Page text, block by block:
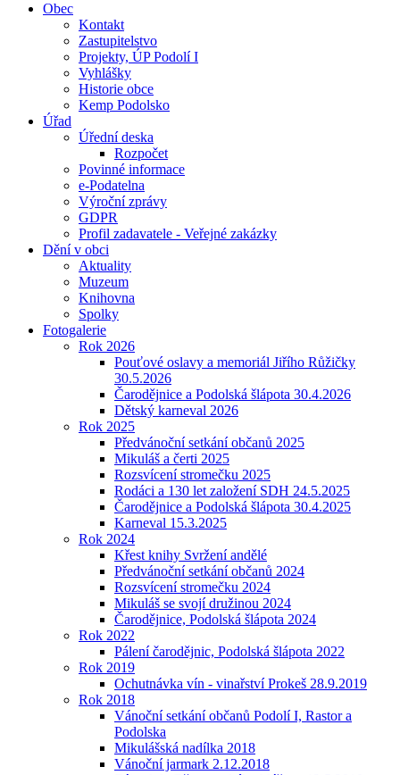
Obec
Kontakt
Zastupitelstvo
Projekty, ÚP Podolí I
Vyhlášky
Historie obce
Kemp Podolsko
Úřad
Úřední deska
Rozpočet
Povinné informace
e-Podatelna
Výroční zprávy
GDPR
Profil zadavatele - Veřejné zakázky
Dění v obci
Aktuality
Muzeum
Knihovna
Spolky
Fotogalerie
Rok 2026
Pouťové oslavy a memoriál Jiřího Růžičky
30.5.2026
Čarodějnice a Podolská šlápota 30.4.2026
Dětský karneval 2026
Rok 2025
Předvánoční setkání občanů 2025
Mikuláš a čerti 2025
Rozsvícení stromečku 2025
Rodáci a 130 let založení SDH 24.5.2025
Čarodějnice a Podolská šlápota 30.4.2025
Karneval 15.3.2025
Rok 2024
Křest knihy Svržení andělé
Předvánoční setkání občanů 2024
Rozsvícení stromečku 2024
Mikuláš se svojí družinou 2024
Čarodějnice, Podolská šlápota 2024
Rok 2022
Pálení čarodějnic, Podolská šlápota 2022
Rok 2019
Ochutnávka vín - vinařství Prokeš 28.9.2019
Rok 2018
Vánoční setkání občanů Podolí I, Rastor a
Podolska
Mikulášská nadílka 2018
Vánoční jarmark 2.12.2018